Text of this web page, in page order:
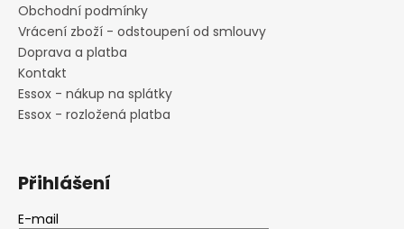
Obchodní podmínky
Vrácení zboží - odstoupení od smlouvy
Doprava a platba
Kontakt
Essox - nákup na splátky
Essox - rozložená platba
Přihlášení
E-mail